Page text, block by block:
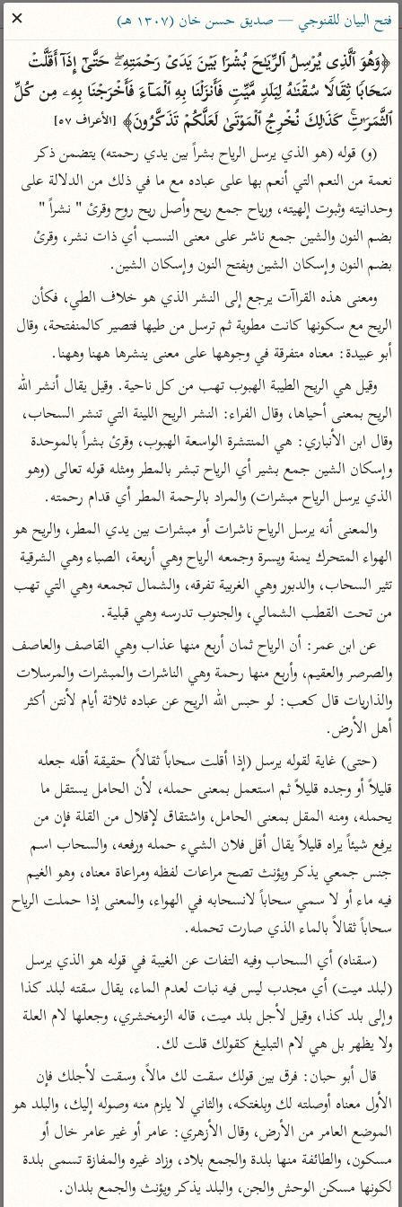
ساهم معنا في نشر القرآن والعلم الشرعي
الباحث القرآني
بحث تفسير علوم مصاحف معاجم
Type 2 or more characters for results.
Type 1 or more
characters for results.
أمّهات
تفسير الطبري
تفسير ابن كثير
تفسير القرطبي
تفسير البغوي
جمع الأقوال
تفسير ابن الجوزي
تفسير الماوردي
منتقاة
تفسير ابن القيم
تفسير ابن تيمية
عامّة
تفسير السمعاني
تفسير مكّي
محاسن التأويل
للقاسمي
تفسير الثعالبي
تفسير السمرقندي
تفسير الثعلبي
عامّة
فتح البيان للقنوجي
فتح القدير للشوكاني
تفسير ابن جزي
موسوعات
تفسير الآلوسي
تفسير الرازي
أخرى
أضواء البيان
نظم الدرر للبقاعي
لغة وبلاغة
التحرير والتنوير
المحرر الوجيز لابن
عطية
البسيط للواحدي
تفسير أبي السعود
الكشاف للزمخشري
معاصرة
المختصر في
التفسير
تفسير السعدي
أيسر التفاسير
القرآن – تدبر وعمل
تفسير ابن عثيمين
مركَّزة العبارة
تفسير الجلالين
جامع البيان للإيجي
تفسير البيضاوي
تفسير النسفي
الوجيز للواحدي
تفسير ابن أبي زمنين
موسوعة التفسير
المأثور
الدر المنثور
تفسير ابن أبي حاتم
تفسير مقاتل
تفسير قتادة
اشترك لتصلك أخبار مشاريعنا
اشترك
راسلنا •تليجرام •تويتر
تعليمات•عن الباحث القرآني
فتح البيان للقنوجي — صديق حسن خان (١٣٠٧ هـ)
✕
ٱلثَّمَرَ ٰ⁠تِۚ كَذَ ٰ⁠لِكَ نُخۡرِجُ ٱلۡمَوۡتَىٰ لَعَلَّكُمۡ تَذَكَّرُونَ﴾ [الأعراف ٥٧]
(و) قوله (هو الذي يرسل الرياح بشراً بين يدي رحمته) يتضمن ذكر
بضم النون وإسكان الشين وبفتح النون وإسكان الشين.
أبو عبيدة: معناه متفرقة في وجوهها على معنى ينشرها ههنا وههنا.
وإسكان الشين جمع بشير أي الرياح تبشر بالمطر ومثله قوله تعالى (وهو
الذي يرسل الرياح مبشرات) والمراد بالرحمة المطر أي قدام رحمته.
والمعنى أنه يرسل الرياح ناشرات أو مبشرات بين يدي المطر، والريح هو
من تحت القطب الشمالي، والجنوب تدرسه وهي قبلية.
والذاريات قال كعب: لو حبس الله الريح عن عباده ثلاثة أيام لأنتن أكثر
أهل الأرض.
سحاباً ثقالاً بالماء الذي صارت تحمله.
ولا يظهر بل هي لام التبليغ كقولك قلت لك.
الأول معناه أوصلته لك وبلغتكه، والثاني لا يلزم منه وصوله إليك، والبلد هو
الموضع العامر من الأرض، وقال الأزهري: عامر أو غير عامر خال أو
لكونها مسكن الوحش والجن، والبلد يذكر ويؤنث والجمع بلدان.